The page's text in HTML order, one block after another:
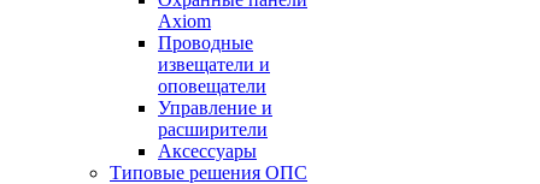
Axiom
Проводные
извещатели и
оповещатели
Управление и
расширители
Аксессуары
Типовые решения ОПС